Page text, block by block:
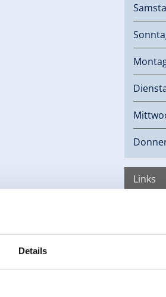
Details
Links